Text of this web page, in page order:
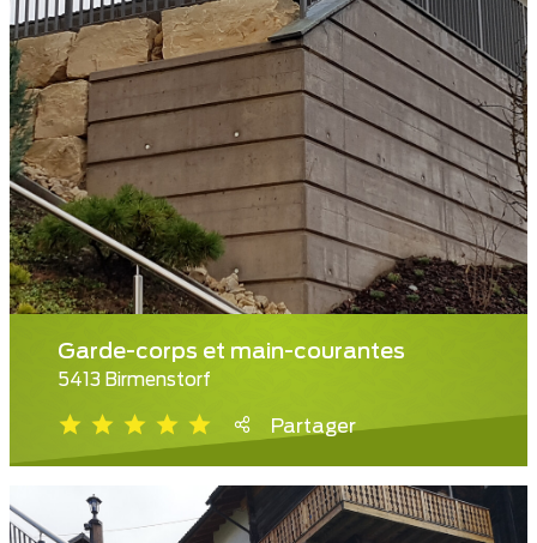
Garde-corps et main-courantes
5413 Birmenstorf
Partager